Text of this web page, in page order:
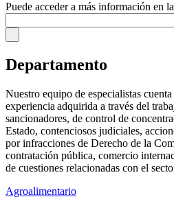
Puede acceder a más información en la
Departamento
Nuestro equipo de especialistas
experiencia adquirida a través del
sancionadores, de control de
Estado, contenciosos judiciales,
por infracciones de Derecho de la
contratación pública, comercio
de cuestiones relacionadas con el
Agroalimentario